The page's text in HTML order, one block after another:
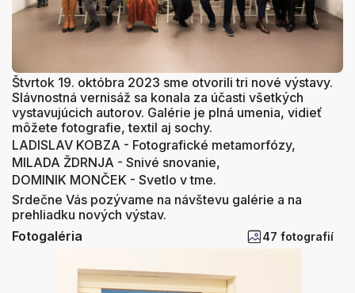
Štvrtok 19. októbra 2023 sme otvorili tri nové výstavy.
Slávnostná vernisáž sa konala za účasti všetkých
vystavujúcich autorov. Galérie je plná umenia, vidieť
môžete fotografie, textil aj sochy.
LADISLAV KOBZA - Fotografické metamorfózy,
MILADA ŽDRNJA - Snivé snovanie,
DOMINIK MONČEK - Svetlo v tme.
Srdečne Vás pozývame na návštevu galérie a na
prehliadku nových výstav.
Fotogaléria
47 fotografií